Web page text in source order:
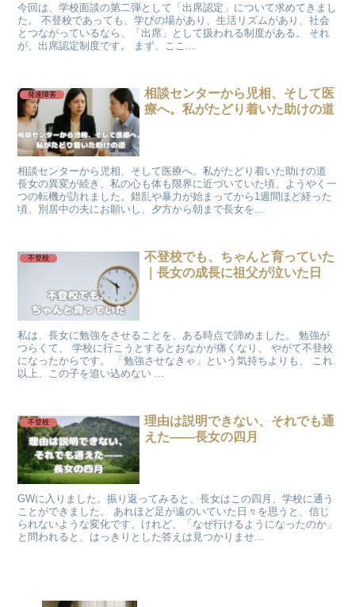
今回は、学校面談の第二弾として「出席認定」について求めてきまし
た。 不登校であっても、学びの場があり、生活リズムがあり、社会
とつながっているなら、「出席」として扱われる制度がある。 それ
が、出席認定制度です。 まず、ここ...
発達障害
相談センターから児相、そして医
療へ。私がたどり着いた助けの道
相談センターから児相、そして医療へ。私がたどり着いた助けの道
長女の異変が続き、私の心も体も限界に近づいていた頃、ようやく一
つの転機が訪れました。錯乱や暴力が始まってから1週間ほど経った
頃、別居中の夫にお願いし、夕方から朝まで長女を...
不登校
不登校でも、ちゃんと育っていた
｜長女の成長に祖父が泣いた日
私は、長女に勉強をさせることを、ある時点で諦めました。 勉強が
つらくて、 学校に行こうとするとおなかが痛くなり、 やがて不登校
になったからです。 「勉強させなきゃ」という気持ちよりも、 これ
以上、この子を追い込めない ...
不登校
理由は説明できない、それでも通
えた——長女の四月
GWに入りました。振り返ってみると、長女はこの四月、学校に通う
ことができました。 あれほど足が遠のいていた日々を思うと、信じ
られないような変化です。けれど、「なぜ行けるようになったのか」
と問われると、はっきりとした答えは見つかりませ...